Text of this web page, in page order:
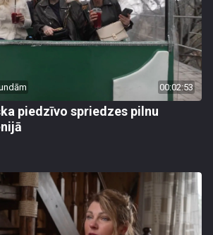
00:02:53
piedzīvo spriedzes pilnu